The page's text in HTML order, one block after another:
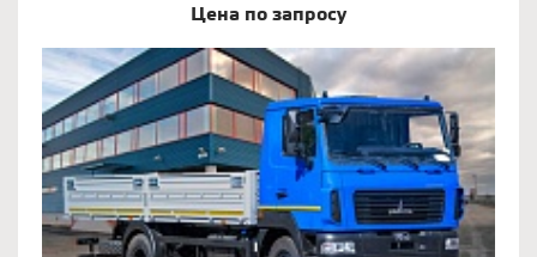
Цена по запросу